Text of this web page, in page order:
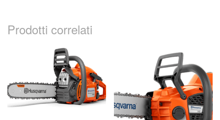
Prodotti correlati